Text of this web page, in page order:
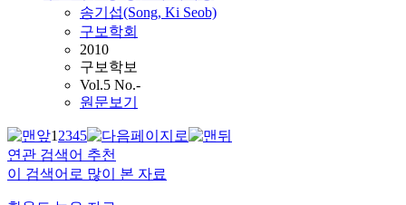
송기섭(Song, Ki Seob)
구보학회
2010
구보학보
Vol.5 No.-
원문보기
12345
연관 검색어 추천
이 검색어로 많이 본 자료